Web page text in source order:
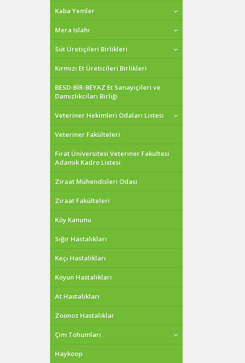
Kaba Yemler
Mera Islahı
Süt Üretiçileri Birlikleri
Kırmızı Et Üreticileri Birlikleri
BESD-BİR-BEYAZ Et Sanayiçileri ve
Damızlıkcıları Birliği
Veteriner Hekimleri Odaları Listesi
Veteriner Fakülteleri
Fırat Üniversitesi Veteriner Fakultesi
Adamik Kadro Listesi
Ziraat Mühendisleri Odası
Ziraat Fakülteleri
Köy Kanunu
Sığır Hastalıkları
Keçi Hastalıkları
Koyun Hastalıkları
At Hastalıkları
Zoonoz Hastalıklar
Çim Tohumları
Haykoop